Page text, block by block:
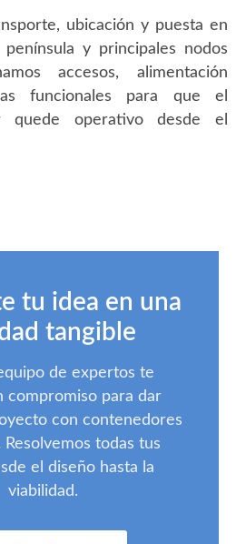
ubicación y puesta en
y principales nodos
accesos, alimentación
funcionales para que el
quede operativo desde el
tu idea en una
tangible
de expertos te
compromiso para dar
con contenedores
todas tus
el diseño hasta la
viabilidad.